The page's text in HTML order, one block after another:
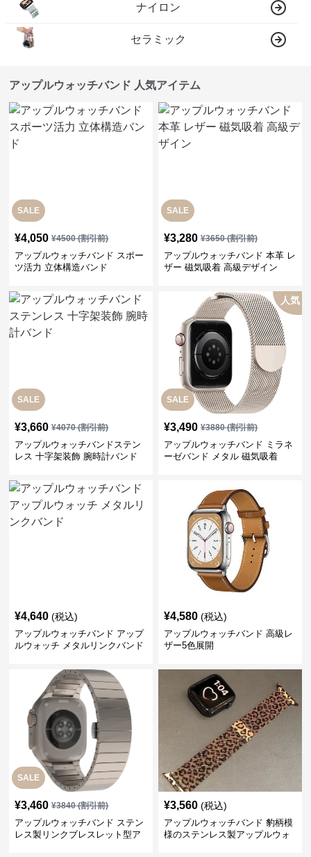
ナイロン
セラミック
アップルウォッチバンド 人気アイテム
SALE
¥4,050 ¥4500(割引前)
アップルウォッチバンド スポー
ツ活力 立体構造バンド
SALE
¥3,280 ¥3650(割引前)
アップルウォッチバンド 本革 レ
ザー 磁気吸着 高級デザイン
SALE
¥3,660 ¥4070(割引前)
アップルウォッチバンドステン
レス 十字架装飾 腕時計バンド
SALE
人気
¥3,490 ¥3880(割引前)
アップルウォッチバンド ミラネ
ーゼバンド メタル 磁気吸着
¥4,640 (税込)
アップルウォッチバンド アップ
ルウォッチ メタルリンクバンド
¥4,580 (税込)
アップルウォッチバンド 高級レ
ザー5色展開
SALE
¥3,460 ¥3840(割引前)
アップルウォッチバンド ステン
レス製リンクブレスレット型ア
¥3,560 (税込)
アップルウォッチバンド 豹柄模
様のステンレス製アップルウォ